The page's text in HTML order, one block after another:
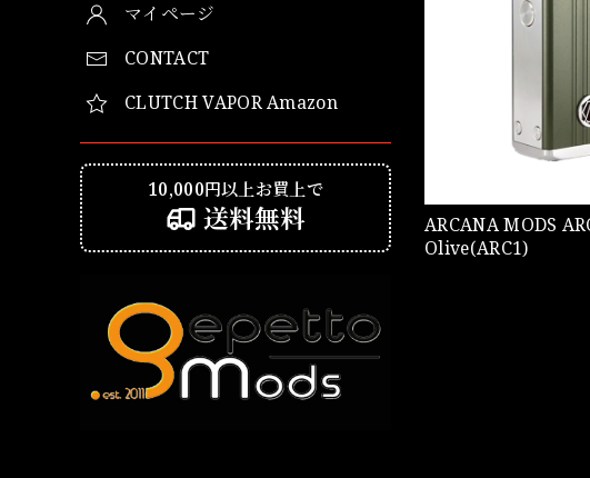
マイページ
CONTACT
CLUTCH VAPOR Amazon
10,000円以上お買上で
送料無料
ARCANA MODS ARCANA BOX Dark
Olive(ARC1)